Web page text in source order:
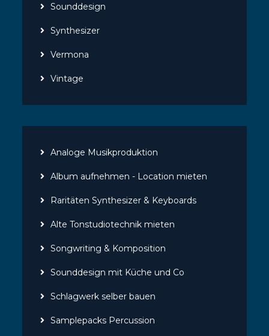
Sounddesign
Synthesizer
Vermona
Vintage
Analoge Musikproduktion
Album aufnehmen - Location mieten
Raritäten Synthesizer & Keyboards
Alte Tonstudiotechnik mieten
Songwriting & Komposition
Sounddesign mit Küche und Co
Schlagwerk selber bauen
Samplepacks Percussion